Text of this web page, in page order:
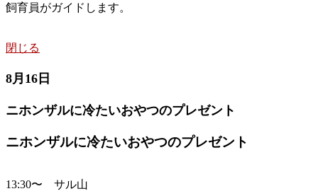
飼育員がガイドします。
閉じる
8月16日
ニホンザルに冷たいおやつのプレゼント
ニホンザルに冷たいおやつのプレゼント
13:30〜 サル山